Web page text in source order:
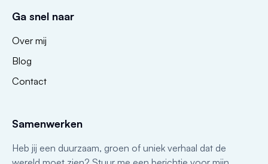
Ga snel naar
Over mij
Blog
Contact
Samenwerken
Heb jij een duurzaam, groen of uniek verhaal dat de